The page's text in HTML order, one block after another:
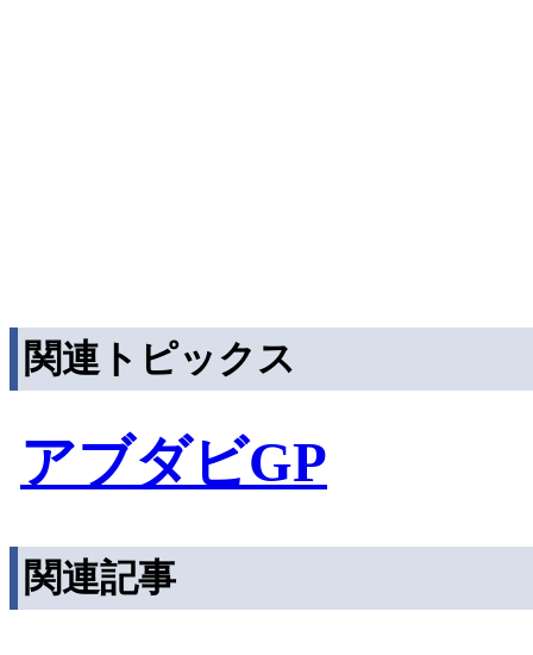
関連トピックス
アブダビGP
関連記事